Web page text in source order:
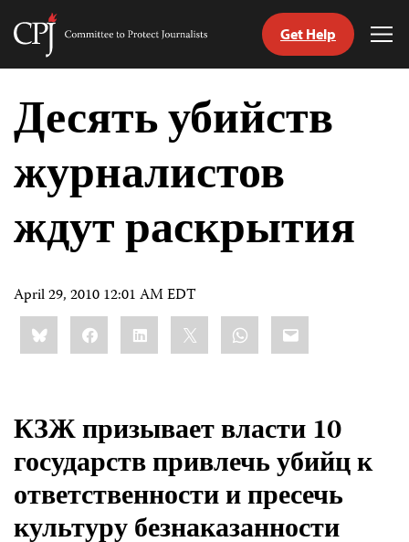
Skip
content
Committee
Get Help
Десять убийств
журналистов
ждут раскрытия
April 29, 2010 12:01 AM EDT
Share
this:BlueskyFacebookLinkedIn WhatsApp
Email
КЗЖ призывает власти 10
государств привлечь убийц к
ответственности и пресечь
культуру безнаказанности